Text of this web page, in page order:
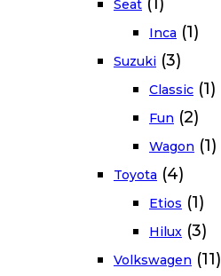
Seat
Inca (1)
Suzuki (3)
Classic (1)
Fun (2)
Wagon (1)
Toyota (4)
Etios (1)
Hilux (3)
Volkswagen (11)